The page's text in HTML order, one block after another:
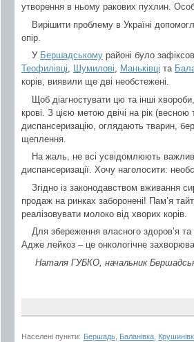
утворення в ньому ракових пухлин.
Вирішити проблему в Україні
опір.
У Бершадському районі було
Теофилівці, Шумилові, Маньківці та
корів, виявили ще дві необстежені.
Щоб діагностувати цю та інші
крові. З цією метою двічі на рік
диспансеризацію, оглядають тварин,
щеплення.
На жаль, не всі усвідомлюють
диспансеризації. Хочу наголосити:
Згідно із законодавством вживання
продаж на ринках заборонені! Пам’я
реалізовувати молоко від хворих корів.
Для збереження власного здоров’я
Адже лейкоз – це онкологічне
Наталя ГУБКО, начальник
Населені пункти: Бершадь Баланівка